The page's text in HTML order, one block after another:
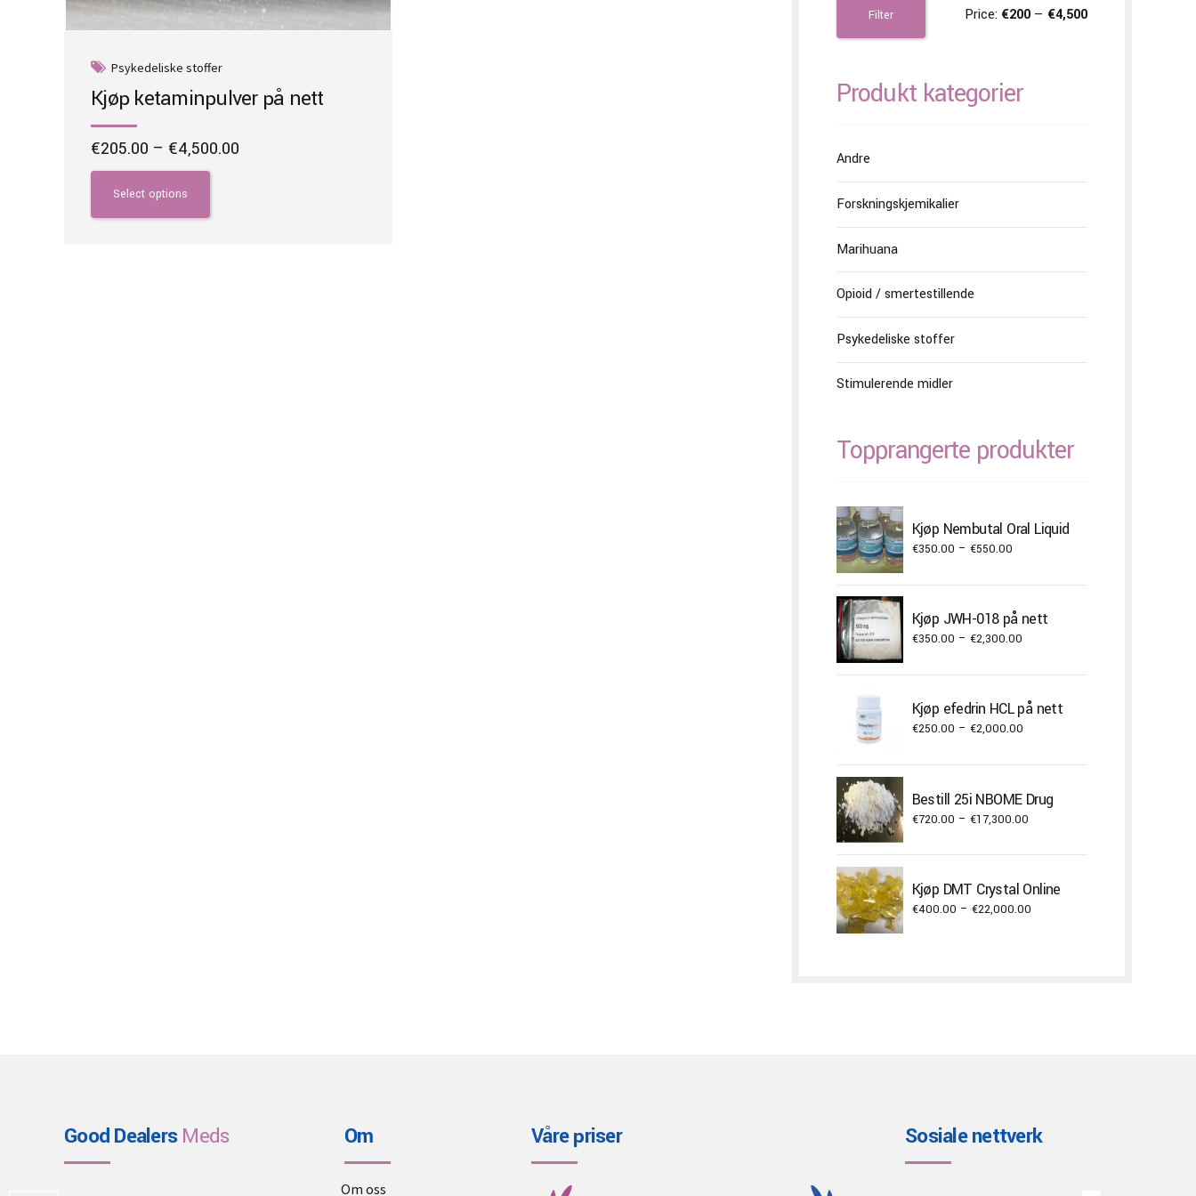
Psykedeliske stoffer
Kjøp ketaminpulver på nett
€205.00 – €4,500.00
Select options
This
product
has
Filter Price: €200 — €4,500
Produkt kategorier
Andre
Forskningskjemikalier
Marihuana
Opioid / smertestillende
Psykedeliske stoffer
Stimulerende midler
Topprangerte produkter
Kjøp Nembutal Oral Liquid
€350.00 – €550.00Price
through
€550.00
Kjøp JWH-018 på nett
€350.00 – €2,300.00Price
through
€2,300.00
Kjøp efedrin HCL på nett
€250.00 – €2,000.00Price
through
€2,000.00
Bestill 25i NBOME Drug
€720.00 – €17,300.00Price
through
€17,300.00
Kjøp DMT Crystal Online
€400.00 – €22,000.00Price
Good DealersMeds Om
Om oss
Våre priser Sosiale nettverk